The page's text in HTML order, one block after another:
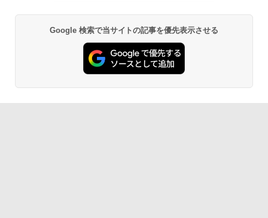
Google 検索で当サイトの記事を優先表示させる